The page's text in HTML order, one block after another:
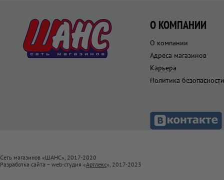
О КОМПАНИИ
О компании
Адреса магазинов
Карьера
Политика безопасности
Сеть магазинов «ШАНС», 2017-2020
Разработка сайта – web-студия «Артлекс», 2017-2023